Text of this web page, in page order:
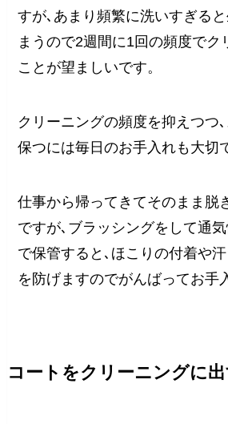
すが､あまり頻繁に洗いすぎる
まうので2週間に1回の頻度でク
ことが望ましいです。
クリーニングの頻度を抑えつつ
保つには毎日のお手入れも大切
仕事から帰ってきてそのまま脱
ですが､ブラッシングをして通
で保管すると､ほこりの付着や
を防げますのでがんばってお手
コートをクリーニングに